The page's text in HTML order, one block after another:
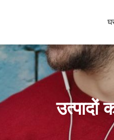
उत्पादों